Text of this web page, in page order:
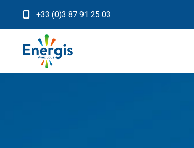
+33 (0)3 87 91 25 03